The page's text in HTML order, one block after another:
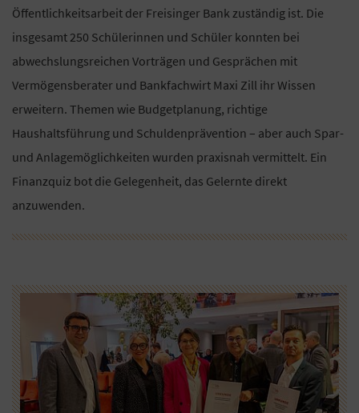
Öffentlichkeitsarbeit der Freisinger Bank zuständig ist. Die
insgesamt 250 Schülerinnen und Schüler konnten bei
abwechslungsreichen Vorträgen und Gesprächen mit
Vermögensberater und Bankfachwirt Maxi Zill ihr Wissen
erweitern. Themen wie Budgetplanung, richtige
Haushaltsführung und Schuldenprävention – aber auch Spar-
und Anlagemöglichkeiten wurden praxisnah vermittelt. Ein
Finanzquiz bot die Gelegenheit, das Gelernte direkt
anzuwenden.